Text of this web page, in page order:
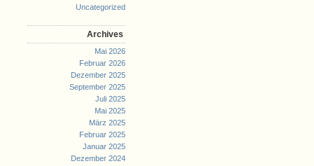
Uncategorized
Archives
Mai 2026
Februar 2026
Dezember 2025
September 2025
Juli 2025
Mai 2025
März 2025
Februar 2025
Januar 2025
Dezember 2024